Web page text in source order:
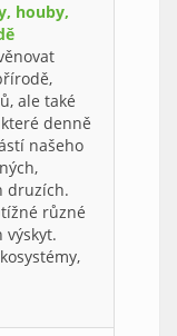
houby,
ale také
denně
našeho
druzích.
různé